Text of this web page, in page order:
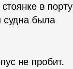
в порту
судна была
не пробит.